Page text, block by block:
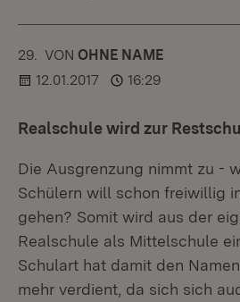
29. KOMMENTAR
VON :OHNE NAME
12.01.2017
16:29
Realschule wird zur
Die Ausgrenzung nimmt zu -
Schülern will schon freiwillig
gehen? Somit wird aus der
Realschule als Mittelschule
Schulart hat damit den
mehr verdient, da sich sich